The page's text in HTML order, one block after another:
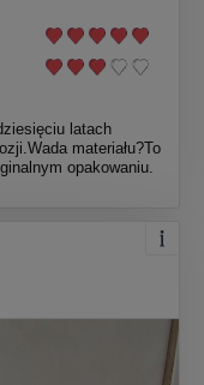
latach
materiału?To
opakowaniu.